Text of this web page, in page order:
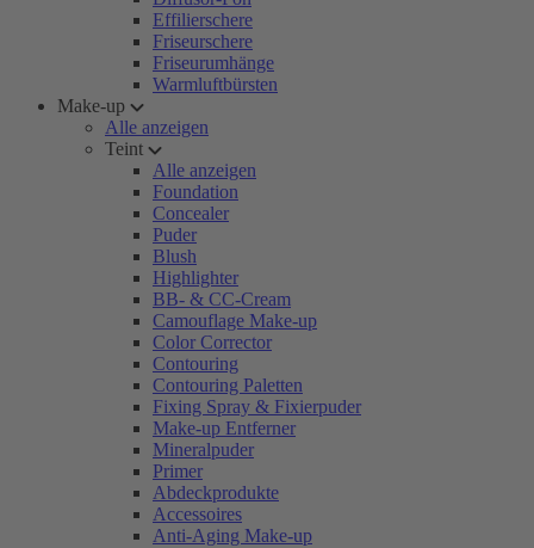
Effilierschere
Friseurschere
Friseurumhänge
Warmluftbürsten
Make-up
Alle anzeigen
Teint
Alle anzeigen
Foundation
Concealer
Puder
Blush
Highlighter
BB- & CC-Cream
Camouflage Make-up
Color Corrector
Contouring
Contouring Paletten
Fixing Spray & Fixierpuder
Make-up Entferner
Mineralpuder
Primer
Abdeckprodukte
Accessoires
Anti-Aging Make-up